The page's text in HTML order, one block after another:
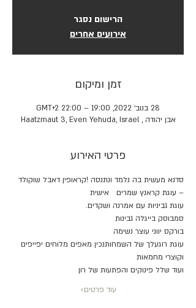
הרישום נסגר
אירועים אחרים
זמן ומיקום
28 בנוב׳ 2022, 19:00 – 22:00 GMT‎+2‎
אבן יהודה , Haatzmaut 3, Even Yehuda, Israel
פרטי האירוע
סדנא מעשית בה נלמד ונתנסה !קראופין דאבל שוקולד
– עוגת קראנץ שמרים   אישית
עוגת גביניות עם אמרנה ושקדים.
סמבוסק בייגלה גבינות
בורקס יווני עוצר נשימה
עוגת רוגעלך של השמחותנכין מאפים מלוחים יפייפים
וקוצרי מחמאות
ועוד שלל פינוקים והפתעות של רון
עוד פרטים>